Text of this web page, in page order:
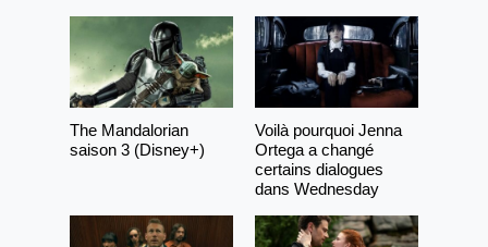
The Mandalorian
saison 3 (Disney+)
Voilà pourquoi Jenna
Ortega a changé
certains dialogues
dans Wednesday